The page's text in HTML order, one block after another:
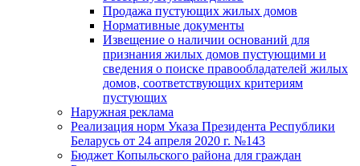
Продажа пустующих жилых домов
Нормативные документы
Извещение о наличии оснований для
признания жилых домов пустующими и
сведения о поиске правообладателей жилых
домов, соответствующих критериям
пустующих
Наружная реклама
Реализация норм Указа Президента Республики
Беларусь от 24 апреля 2020 г. №143
Бюджет Копыльского района для граждан